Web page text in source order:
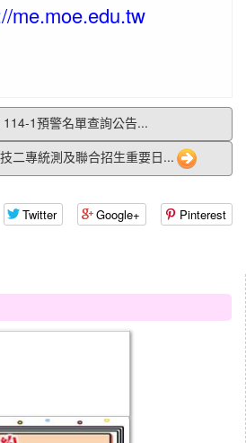
me.moe.edu.tw
1預警名單查詢公告...
二專統測及聯合招生重要日...
Twitter Google+ Pinterest